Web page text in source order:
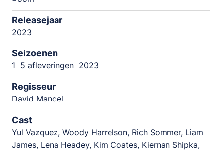
Releasejaar
2023
Seizoenen
1 5 afleveringen 2023
Regisseur
David Mandel
Cast
Yul Vazquez, Woody Harrelson, Rich Sommer, Liam
James, Lena Headey, Kim Coates, Kiernan Shipka,